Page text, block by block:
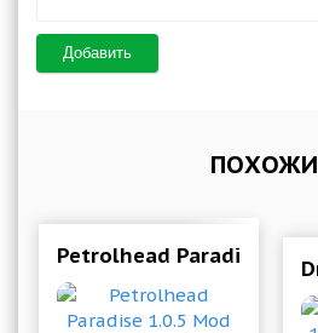
Добавить
Petrolhead Paradise